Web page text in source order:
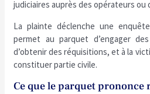
judiciaires auprès des opérateurs ou
La plainte déclenche une
permet au parquet d’engager
d’obtenir des réquisitions, et à la
constituer partie civile.
Ce que le parquet prononce